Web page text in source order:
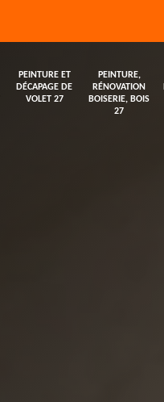
PEINTURE ET
DÉCAPAGE DE
VOLET 27
PEINTURE,
RÉNOVATION
BOISERIE, BOIS
27